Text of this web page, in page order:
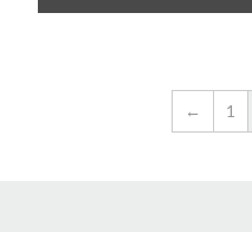
← 1